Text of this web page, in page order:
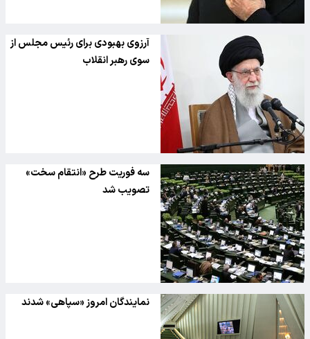
آرزوی بهبودی برای رئیس مجلس از
سوی رهبر انقلاب
سه فوریت طرح «انتقام سخت»
تصویب شد
نمایندگان امروز «سپاهی» شدند